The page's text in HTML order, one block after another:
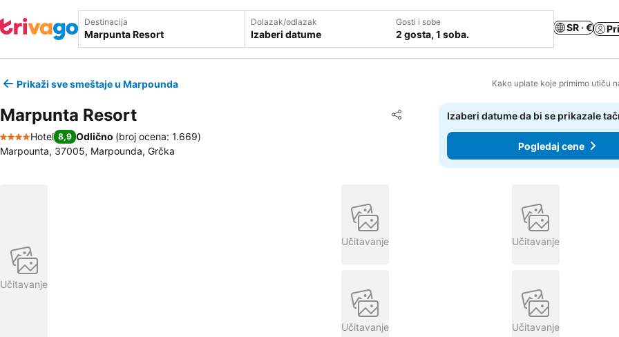
Destinacija Dolazak/odlazak
Izaberi datume
Gosti i sobe
2 gosta, 1 soba.
SR · €
Prikaži sve smeštaje u Marpounda Kako uplate koje primimo utiču
Marpunta Resort Deli
Dodati u favorite
4 Zvezdice
Hotel 8,9 Odlično (broj ocena: 1.669)
Marpounta, 37005, Marpounda, Grčka
Izaberi datume da bi se prikazale
Pogledaj cene
Učitavanje
Učitavanje Učitavanje
Učitavanje Učitavanje